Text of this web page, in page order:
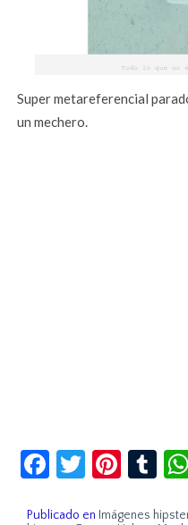
Super metareferencial
un mechero.
Facebook
Twitter
Publicado en Imágenes